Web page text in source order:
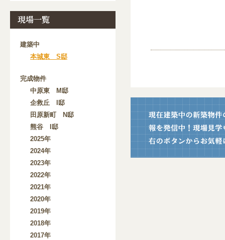
建築中
本城東 S邸
完成物件
中原東 M邸
企救丘 I邸
田原新町 N邸
熊谷 I邸
2025年
2024年
2023年
2022年
2021年
2020年
2019年
2018年
2017年